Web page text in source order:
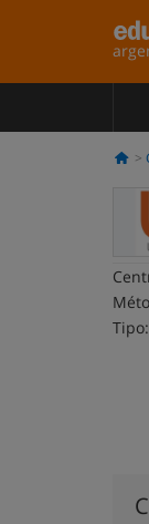
Tipo: